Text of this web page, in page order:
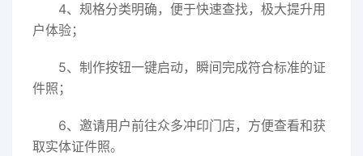
4、规格分类明确，便于快速查找，极大提升用
户体验；
5、制作按钮一键启动，瞬间完成符合标准的证
件照；
6、邀请用户前往众多冲印门店，方便查看和获
取实体证件照。